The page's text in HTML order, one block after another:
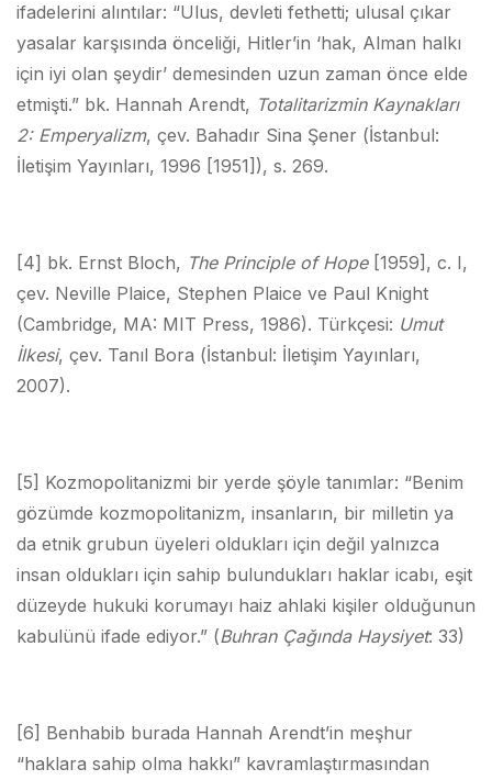
ifadelerini alıntılar: “Ulus, devleti fethetti; ulusal çıkar
yasalar karşısında önceliği, Hitler’in ‘hak, Alman halkı
için iyi olan şeydir’ demesinden uzun zaman önce elde
etmişti.” bk. Hannah Arendt, Totalitarizmin Kaynakları
2: Emperyalizm, çev. Bahadır Sina Şener (İstanbul:
İletişim Yayınları, 1996 [1951]), s. 269.
[4] bk. Ernst Bloch, The Principle of Hope[1959], c. I,
çev. Neville Plaice, Stephen Plaice ve Paul Knight
(Cambridge, MA: MIT Press, 1986). Türkçesi: Umut
İlkesi, çev. Tanıl Bora (İstanbul: İletişim Yayınları,
2007).
[5] Kozmopolitanizmi bir yerde şöyle tanımlar: “Benim
gözümde kozmopolitanizm, insanların, bir milletin ya
da etnik grubun üyeleri oldukları için değil yalnızca
insan oldukları için sahip bulundukları haklar icabı, eşit
düzeyde hukuki korumayı haiz ahlaki kişiler olduğunun
kabulünü ifade ediyor.” (Buhran Çağında Haysiyet: 33)
[6] Benhabib burada Hannah Arendt’in meşhur
“haklara sahip olma hakkı” kavramlaştırmasından